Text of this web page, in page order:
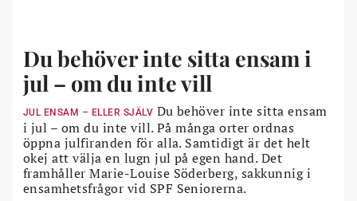
Du behöver inte sitta ensam i
jul – om du inte vill
JUL ENSAM – ELLER SJÄLV Du behöver inte sitta ensam
i jul – om du inte vill. På många orter ordnas
öppna julfiranden för alla. Samtidigt är det helt
okej att välja en lugn jul på egen hand. Det
framhåller Marie-Louise Söderberg, sakkunnig i
ensamhetsfrågor vid SPF Seniorerna.